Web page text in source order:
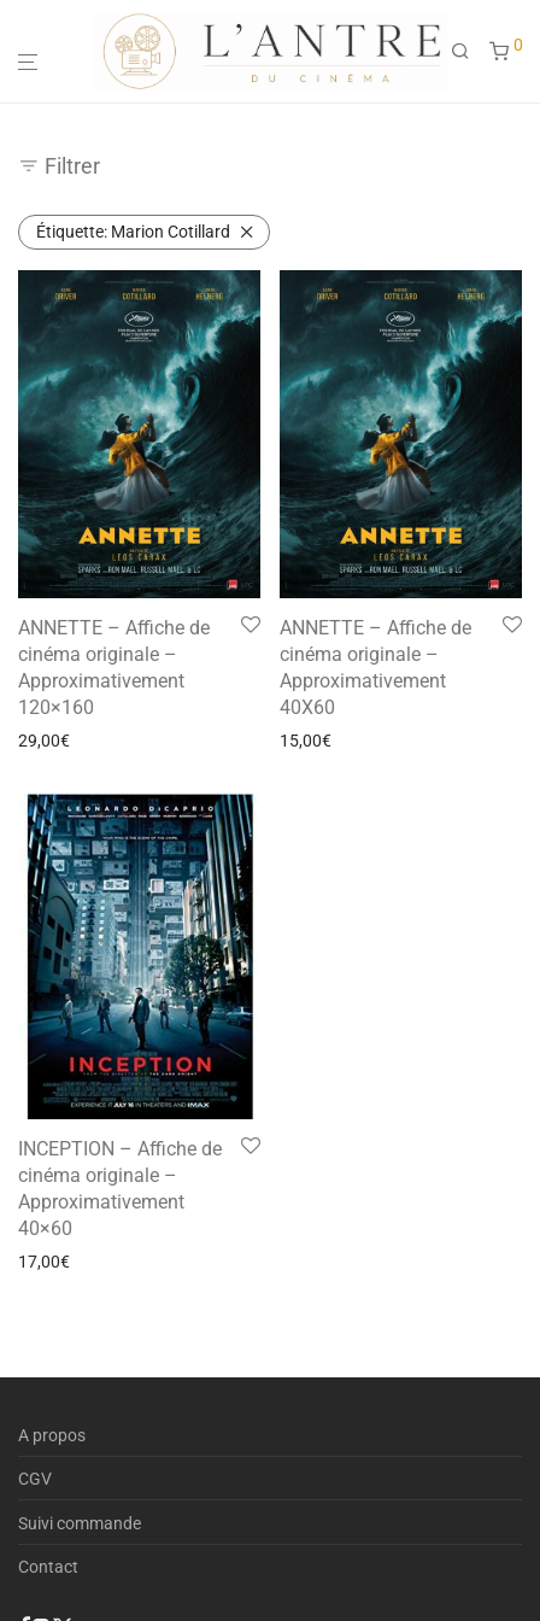
0
Filtrer
Étiquette: Marion Cotillard
ANNETTE – Affiche de
cinéma originale –
Approximativement
120×160
29,00€
ANNETTE – Affiche de
cinéma originale –
Approximativement
40X60
15,00€
INCEPTION – Affiche de
cinéma originale –
Approximativement
40×60
17,00€
A propos
CGV
Suivi commande
Contact